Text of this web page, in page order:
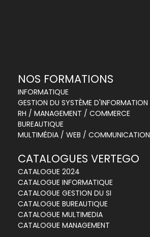
NOS FORMATIONS
INFORMATIQUE
GESTION DU SYSTÈME D'INFORMATION
RH / MANAGEMENT / COMMERCE
BUREAUTIQUE
MULTIMÉDIA / WEB / COMMUNICATION
CATALOGUES VERTEGO
CATALOGUE 2024
CATALOGUE INFORMATIQUE
CATALOGUE GESTION DU SI
CATALOGUE BUREAUTIQUE
CATALOGUE MULTIMEDIA
CATALOGUE MANAGEMENT